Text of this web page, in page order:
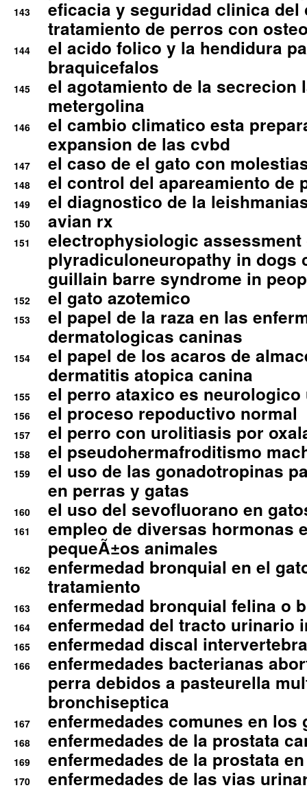
143
eficacia y seguridad clinica del
tratamiento de perros con
144
el acido folico y la hendidura
braquicefalos
145
el agotamiento de la secrecion
metergolina
146
el cambio climatico esta
expansion de las cvbd
147 el caso de el gato con
148 el control del apareamiento de
149 el diagnostico de la
150 avian rx
151
electrophysiologic assessment
plyradiculoneuropathy in dogs
guillain barre syndrome in
152 el gato azotemico
153
el papel de la raza en las
dermatologicas caninas
154
el papel de los acaros de
dermatitis atopica canina
155 el perro ataxico es
156 el proceso repoductivo normal
157 el perro con urolitiasis por
158 el pseudohermafroditismo
159
el uso de las gonadotropinas
en perras y gatas
160 el uso del sevofluorano en
161
empleo de diversas hormonas
pequeÃ±os animales
162
enfermedad bronquial en el
tratamiento
163 enfermedad bronquial felina o
164 enfermedad del tracto urinario
165 enfermedad discal
166
enfermedades bacterianas
perra debidos a pasteurella
bronchiseptica
167 enfermedades comunes en los
168 enfermedades de la prostata
169 enfermedades de la prostata
170
enfermedades de las vias